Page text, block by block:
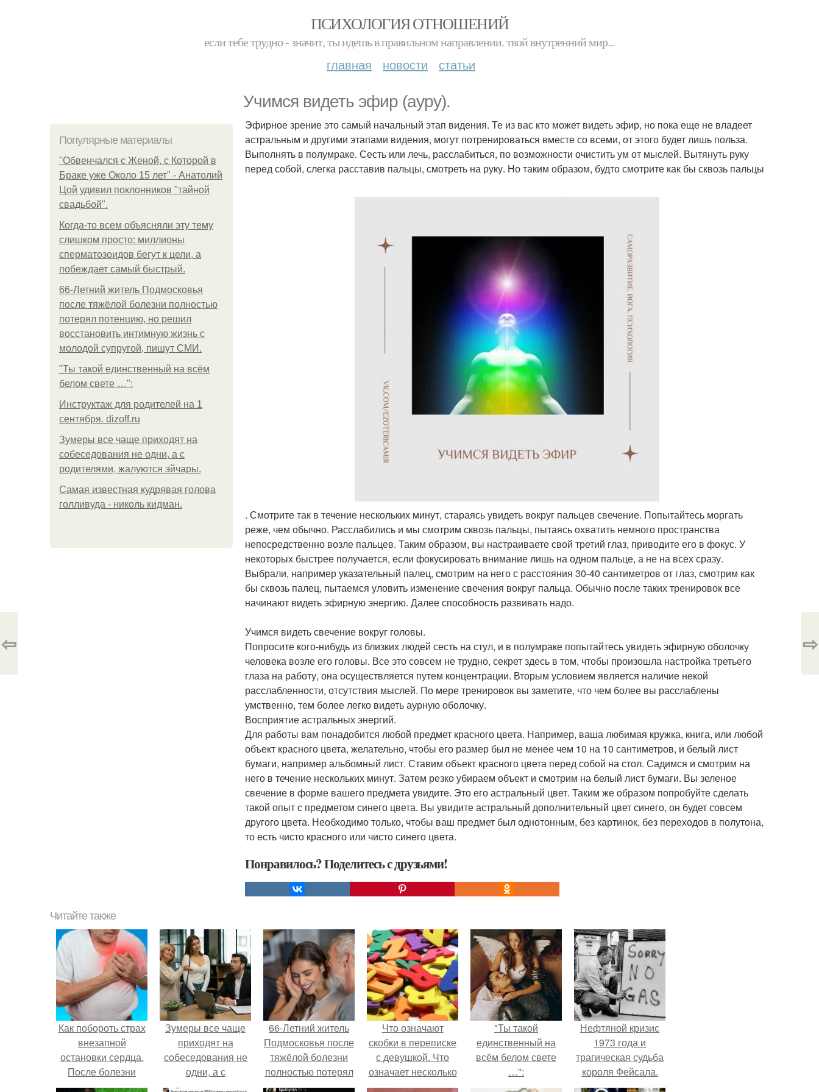
ПСИХОЛОГИЯ ОТНОШЕНИЙ
если тебе трудно - значит, ты идешь в правильном направлении. твой внутренний мир...
главная новости статьи
Учимся видеть эфир (ауру).
Популярные материалы
"Обвенчался с Женой, с Которой в
Браке уже Около 15 лет" - Анатолий
Цой удивил поклонников "тайной
свадьбой".
Когда-то всем объясняли эту тему
слишком просто: миллионы
сперматозоидов бегут к цели, а
побеждает самый быстрый.
66-Летний житель Подмосковья
после тяжёлой болезни полностью
потерял потенцию, но решил
восстановить интимную жизнь с
молодой супругой, пишут СМИ.
"Ты такой единственный на всём
белом свете …":
Инструктаж для родителей на 1
сентября. dizoff.ru
Зумеры все чаще приходят на
собеседования не одни, а с
родителями, жалуются эйчары.
Самая известная кудрявая голова
голливуда - николь кидман.
Эфирное зрение это самый начальный этап видения. Те из вас кто может видеть эфир, но пока еще не владеет
астральным и другими этапами видения, могут потренироваться вместе со всеми, от этого будет лишь польза.
Выполнять в полумраке. Сесть или лечь, расслабиться, по возможности очистить ум от мыслей. Вытянуть руку
перед собой, слегка расставив пальцы, смотреть на руку. Но таким образом, будто смотрите как бы сквозь пальцы
. Смотрите так в течение нескольких минут, стараясь увидеть вокруг пальцев свечение. Попытайтесь моргать
реже, чем обычно. Расслабились и мы смотрим сквозь пальцы, пытаясь охватить немного пространства
непосредственно возле пальцев. Таким образом, вы настраиваете свой третий глаз, приводите его в фокус. У
некоторых быстрее получается, если фокусировать внимание лишь на одном пальце, а не на всех сразу.
Выбрали, например указательный палец, смотрим на него с расстояния 30-40 сантиметров от глаз, смотрим как
бы сквозь палец, пытаемся уловить изменение свечения вокруг пальца. Обычно после таких тренировок все
начинают видеть эфирную энергию. Далее способность развивать надо.
Учимся видеть свечение вокруг головы.
Попросите кого-нибудь из близких людей сесть на стул, и в полумраке попытайтесь увидеть эфирную оболочку
человека возле его головы. Все это совсем не трудно, секрет здесь в том, чтобы произошла настройка третьего
глаза на работу, она осуществляется путем концентрации. Вторым условием является наличие некой
расслабленности, отсутствия мыслей. По мере тренировок вы заметите, что чем более вы расслаблены
умственно, тем более легко видеть аурную оболочку.
Восприятие астральных энергий.
Для работы вам понадобится любой предмет красного цвета. Например, ваша любимая кружка, книга, или любой
объект красного цвета, желательно, чтобы его размер был не менее чем 10 на 10 сантиметров, и белый лист
бумаги, например альбомный лист. Ставим объект красного цвета перед собой на стол. Садимся и смотрим на
него в течение нескольких минут. Затем резко убираем объект и смотрим на белый лист бумаги. Вы зеленое
свечение в форме вашего предмета увидите. Это его астральный цвет. Таким же образом попробуйте сделать
такой опыт с предметом синего цвета. Вы увидите астральный дополнительный цвет синего, он будет совсем
другого цвета. Необходимо только, чтобы ваш предмет был однотонным, без картинок, без переходов в полутона,
то есть чисто красного или чисто синего цвета.
Понравилось? Поделитесь с друзьями!
⇦ ⇨
Читайте также
Как побороть страх
внезапной
остановки сердца.
После болезни
боюсь внезапной
Зумеры все чаще
приходят на
собеседования не
одни, а с
родителями,
66-Летний житель
Подмосковья после
тяжёлой болезни
полностью потерял
потенцию, но
Что означают
скобки в переписке
с девушкой. Что
означает несколько
полукруглых
"Ты такой
единственный на
всём белом свете
…":
Нефтяной кризис
1973 года и
трагическая судьба
короля Фейсала.